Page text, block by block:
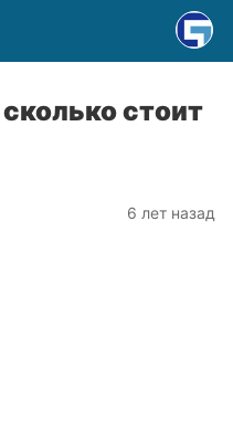
стоит
6 лет назад